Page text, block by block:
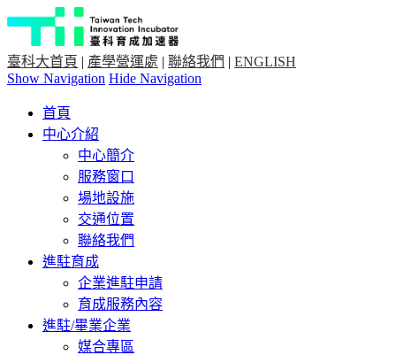
臺科大首頁 | 產學營運處 | 聯絡我們 | ENGLISH
Show Navigation Hide Navigation
首頁
中心介紹
中心簡介
服務窗口
場地設施
交通位置
聯絡我們
進駐育成
企業進駐申請
育成服務內容
進駐/畢業企業
媒合專區